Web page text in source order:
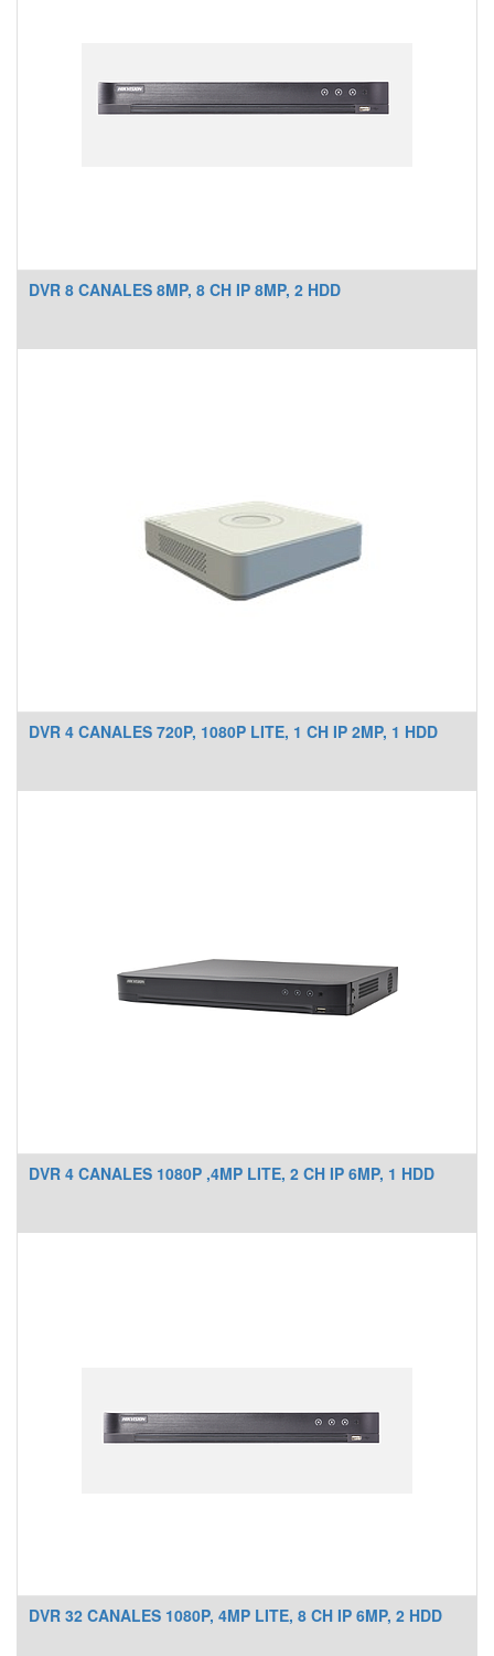
DVR 8 CANALES 8MP, 8 CH IP 8MP, 2 HDD
DVR 4 CANALES 720P, 1080P LITE, 1 CH IP 2MP, 1 HDD
DVR 4 CANALES 1080P ,4MP LITE, 2 CH IP 6MP, 1 HDD
DVR 32 CANALES 1080P, 4MP LITE, 8 CH IP 6MP, 2 HDD